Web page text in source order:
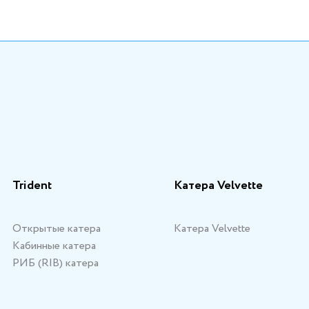
Trident
Открытые катера
Кабинные катера
РИБ (RIB) катера
Катера Velvette
Катера Velvette